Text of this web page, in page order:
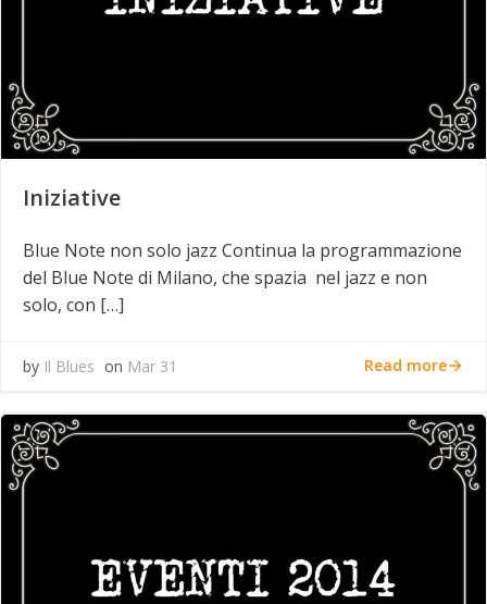
Iniziative
Blue Note non solo jazz Continua la programmazione
del Blue Note di Milano, che spazia nel jazz e non
solo, con […]
by Il Blues on Mar 31 Read more